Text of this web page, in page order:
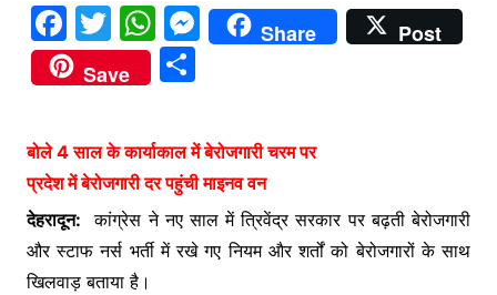
F
a
c
b
o
o
k
T
w
itt
W
h
at
A
p
p
M
e
e
n
g
er
Share
Post
Save
S
ar
e
बोले 4 साल के कार्याकाल में बेरोजगारी चरम पर
प्रदेश में बेरोजगारी दर पहुंची माइनव वन
देहरादून: कांग्रेस ने नए साल में त्रिवेंद्र सरकार पर बढ़ती बेरोजगारी
और स्टाफ नर्स भर्ती में रखे गए नियम और शर्तों को बेरोजगारों के साथ
खिलवाड़ बताया है।